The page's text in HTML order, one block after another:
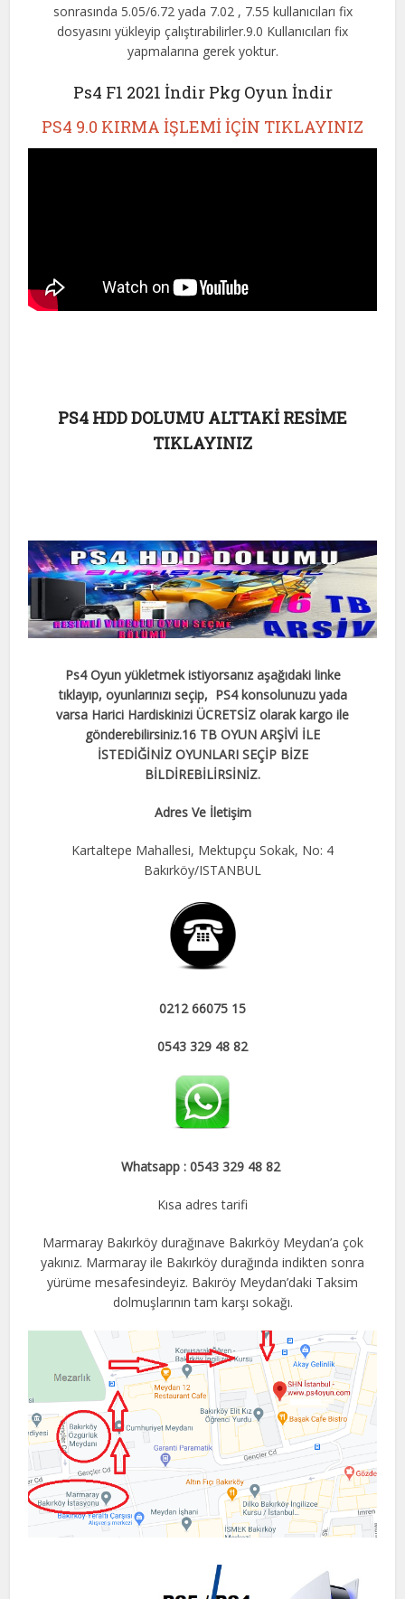
sonrasında 5.05/6.72 yada 7.02 , 7.55 kullanıcıları fix
dosyasını yükleyip çalıştırabilirler.9.0 Kullanıcıları fix
yapmalarına gerek yoktur.
Ps4 F1 2021 İndir Pkg Oyun İndir
PS4 9.0 KIRMA İŞLEMİ İÇİN TIKLAYINIZ
PS4 HDD DOLUMU ALTTAKİ RESİME
TIKLAYINIZ
Ps4 Oyun yükletmek istiyorsanız aşağıdaki linke
tıklayıp, oyunlarınızı seçip, PS4 konsolunuzu yada
varsa Harici Hardiskinizi ÜCRETSİZ olarak kargo ile
gönderebilirsiniz.16 TB OYUN ARŞİVİ İLE
İSTEDİĞİNİZ OYUNLARI SEÇİP BİZE
BİLDİREBİLİRSİNİZ.
Adres Ve İletişim
Kartaltepe Mahallesi, Mektupçu Sokak, No: 4
Bakırköy/ISTANBUL
0212 66075 15
0543 329 48 82
Whatsapp : 0543 329 48 82
Kısa adres tarifi
Marmaray Bakırköy durağınave Bakırköy Meydan’a çok
yakınız. Marmaray ile Bakırköy durağında indikten sonra
yürüme mesafesindeyiz. Bakıröy Meydan’daki Taksim
dolmuşlarının tam karşı sokağı.